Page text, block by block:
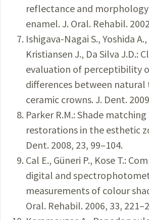
reflectance and
enamel. J. Oral. Rehabil.
Ishigava-Nagai S., Yoshida A.,
Kristiansen J., Da Silva J.D.:
evaluation of perceptibility
differences between
ceramic crowns. J. Dent.
Parker R.M.: Shade
restorations in the esthetic
Dent. 2008, 23, 99–104.
Cal E., Güneri P., Kose T.:
digital and
measurements of colour
Oral. Rehabil. 2006, 33,